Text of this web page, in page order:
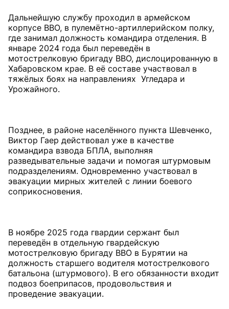
Дальнейшую службу проходил в армейском
корпусе ВВО, в пулемётно-артиллерийском полку,
где занимал должность командира отделения. В
январе 2024 года был переведён в
мотострелковую бригаду ВВО, дислоцированную в
Хабаровском крае. В её составе участвовал в
тяжёлых боях на направлениях Угледара и
Урожайного.
Позднее, в районе населённого пункта Шевченко,
Виктор Гаер действовал уже в качестве
командира взвода БПЛА, выполняя
разведывательные задачи и помогая штурмовым
подразделениям. Одновременно участвовал в
эвакуации мирных жителей с линии боевого
соприкосновения.
В ноябре 2025 года гвардии сержант был
переведён в отдельную гвардейскую
мотострелковую бригаду ВВО в Бурятии на
должность старшего водителя мотострелкового
батальона (штурмового). В его обязанности входит
подвоз боеприпасов, продовольствия и
проведение эвакуации.